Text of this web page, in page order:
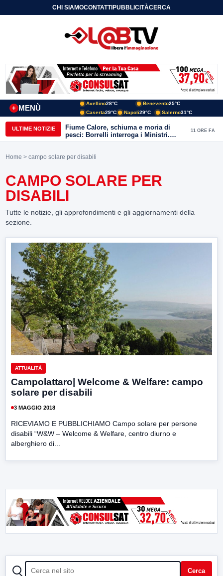
CHI SIAMOCONTATTIPUBBLICITÀCERCA
MENÙ
+
Avellino28°C Benevento25°C
Caserta29°C Napoli29°C Salerno31°C
ULTIME NOTIZIE
Fiume Calore, schiuma e moria di
pesci: Borrelli interroga i Ministri.
“Benevento paga l’assenza del
11 ORE FA
Home > campo solare per disabili
CAMPO SOLARE PER
DISABILI
Tutte le notizie, gli approfondimenti e gli aggiornamenti della
sezione.
ATTUALITÀ
Campolattaro| Welcome & Welfare: campo
solare per disabili
3 MAGGIO 2018
RICEVIAMO E PUBBLICHIAMO Campo solare per persone
disabili “W&W – Welcome & Welfare, centro diurno e
alberghiero di...
CERCA Cerca